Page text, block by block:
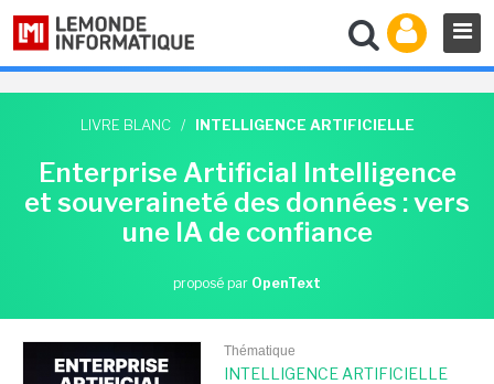
LIVRE BLANC / INTELLIGENCE ARTIFICIELLE
Enterprise Artificial Intelligence
et souveraineté des données : vers
une IA de confiance
proposé par OpenText
Thématique
INTELLIGENCE ARTIFICIELLE